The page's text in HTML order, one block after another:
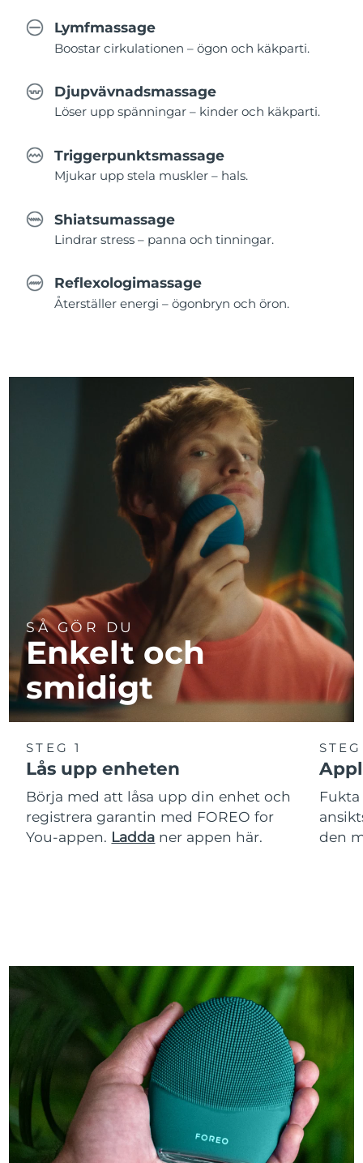
Lymfmassage
Boostar cirkulationen – ögon och käkparti.
Djupvävnadsmassage
Löser upp spänningar – kinder och käkparti.
Triggerpunktsmassage
Mjukar upp stela muskler – hals.
Shiatsumassage
Lindrar stress – panna och tinningar.
Reflexologimassage
Återställer energi – ögonbryn och öron.
SÅ GÖR DU
Enkelt och
smidigt
STEG 1
Lås upp enheten
Börja med att låsa upp din enhet och
registrera garantin med FOREO for
You-appen. Ladda ner appen här.
den